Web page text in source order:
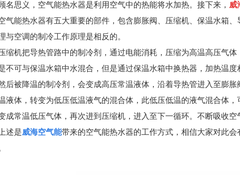
思义，空气能热水器是利用空气中的热能将水加热。接下来， 威
能热水器有五大重要的部件，包含膨胀阀、压缩机、保温水箱、
与空调的制冷工作原理是相反的。
机把导热管路中的制冷剂，通过电能消耗，压缩为高温高压气体
不可与保温水箱中水混合，但是通过保温水箱中换热器，加热温度
被降温的制冷剂，会变成高压常温液体，沿着导热管进入至膨胀
液体，转变为低压低温液气的混合体，此低压低温的液气混合体
成常温低压气体，再次进到压缩机，进入至下一循环。不断吸收空
是威海空气能带来的空气能热水器的工作方式，相信大家对此